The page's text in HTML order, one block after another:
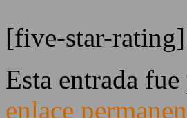
[five-star-rating]
Esta entrada
enlace